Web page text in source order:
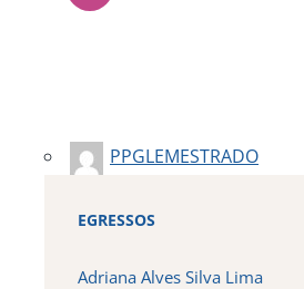
PPGLEMESTRADO
EGRESSOS
Adriana Alves Silva Lima